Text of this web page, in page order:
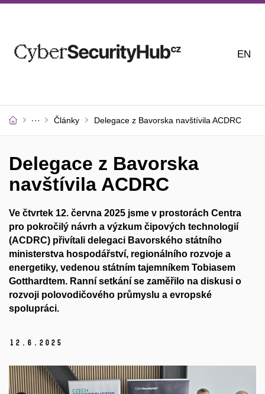
EN
Články Delegace z Bavorska navštívila ACDRC
Delegace z Bavorska
navštívila ACDRC
Ve čtvrtek 12. června 2025 jsme v prostorách Centra
pro pokročilý návrh a výzkum čipových technologií​
(ACDRC) přivítali delegaci Bavorského státního
ministerstva hospodářství, regionálního rozvoje a
energetiky, vedenou státním tajemníkem Tobiasem
Gotthardtem. Ranní setkání se zaměřilo na diskusi o
rozvoji polovodičového průmyslu a evropské
spolupráci.
12. 6. 2025